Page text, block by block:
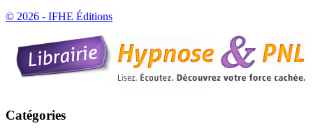
© 2026 - IFHE Éditions
Catégories